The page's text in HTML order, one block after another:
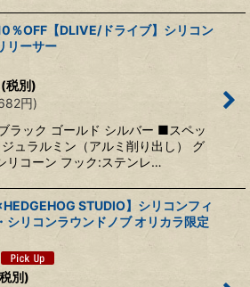
％OFF【DLIVE/ドライブ】シリコン
リーサー
(税別)
円)
ラック ゴールド シルバー ■スペッ
ュラルミン（アルミ削り出し） グ
リコーン フック:ステンレ…
STUDIO】シリコンフィ
シリコンラウンドノブ オリカラ限定
別)